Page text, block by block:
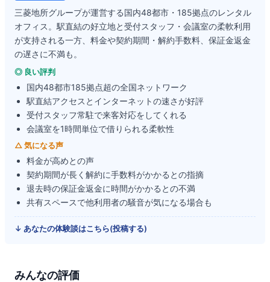
三菱地所グループが運営する国内48都市・185拠点のレンタル
オフィス。駅直結の好立地と受付スタッフ・会議室の柔軟利用
が支持される一方、料金や契約期間・解約手数料、保証金返金
の遅さに不満も。
◎ 良い評判
国内48都市185拠点超の全国ネットワーク
駅直結アクセスとインターネットの速さが好評
受付スタッフ常駐で来客対応をしてくれる
会議室を1時間単位で借りられる柔軟性
△ 気になる声
料金が高めとの声
契約期間が長く解約に手数料がかかるとの指摘
退去時の保証金返金に時間がかかるとの不満
共有スペースで他利用者の騒音が気になる場合も
↓ あなたの体験談はこちら(投稿する)
みんなの評価